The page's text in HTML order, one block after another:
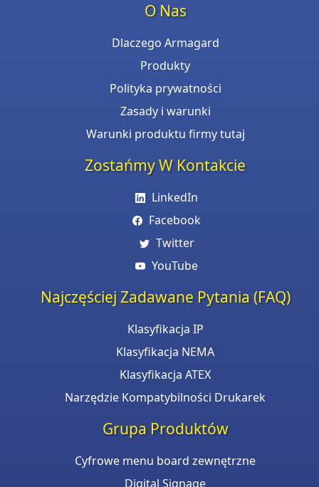
O Nas
Dlaczego Armagard
Produkty
Polityka prywatności
Zasady i warunki
Warunki produktu firmy tutaj
Zostańmy W Kontakcie
LinkedIn
Facebook
Twitter
YouTube
Najczęściej Zadawane Pytania (FAQ)
Klasyfikacja IP
Klasyfikacja NEMA
Klasyfikacja ATEX
Narzędzie Kompatybilności Drukarek
Grupa Produktów
Cyfrowe menu board zewnętrzne
Digital Signage